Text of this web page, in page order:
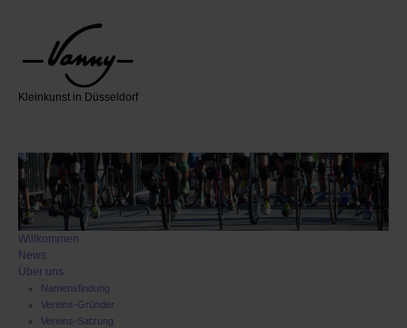
Kleinkunst in Düsseldorf
Willkommen
News
Über uns
Namensfindung
Vereins-Gründer
Vereins-Satzung